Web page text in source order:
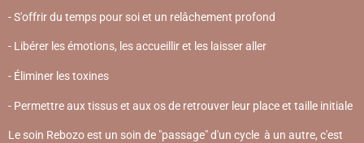
- S'offrir du temps pour soi et un relâchement profond
- Libérer les émotions, les accueillir et les laisser aller
- Éliminer les toxines
- Permettre aux tissus et aux os de retrouver leur place et taille initiale
Le soin Rebozo est un soin de "passage" d'un cycle à un autre, c'est